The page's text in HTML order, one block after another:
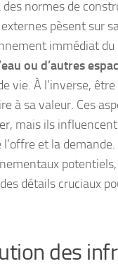
normes de
pèsent sur
immédiat du
ou d’autres
vie. À l’inverse,
à sa valeur. Ces
mais ils
et la
détails cruciaux
des